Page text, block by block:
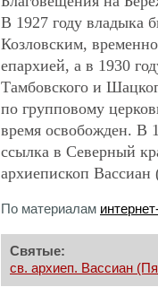
В 1927 году владыка
Козловским,
епархией, а в 1930
Тамбовского и
по групповому
время освобожден. В
ссылка в Северный
архиепископ
По материалам
Святые:
св. архиеп. Вассиан